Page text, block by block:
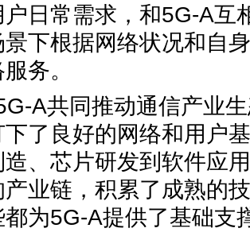
户日常需求，和5G-A互
下根据网络状况和自
务。
A共同推动通信产业
下了良好的网络和用户
、芯片研发到软件应
产业链，积累了成熟的
为5G-A提供了基础支